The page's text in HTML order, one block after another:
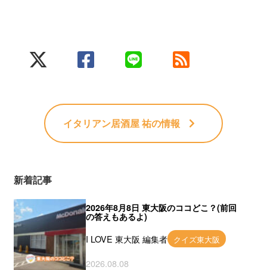
イタリアン居酒屋 祐の情報
新着記事
2026年8月8日 東大阪のココどこ？(前回
の答えもあるよ)
I LOVE 東大阪 編集者 クイズ東大阪
2026.08.08